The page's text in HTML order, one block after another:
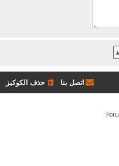
حذف الكوكيز اتصل بنا